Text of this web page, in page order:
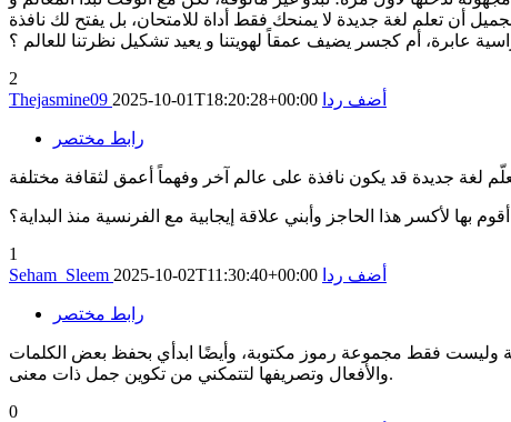
أن تعلم لغة جديدة لا يمنحك فقط أداة للامتحان، بل يفتح لك نافذة
عابرة، أم كجسر يضيف عمقاً لهويتنا و يعيد تشكيل نظرتنا للعالم ؟
2
Thejasmine09 2025-10-01T18:20:28+00:00 أضف ردا
رابط مختصر
لأكسر هذا الحاجز وأبني علاقة إيجابية مع الفرنسية منذ البداية؟
1
Seham_Sleem 2025-10-02T11:30:40+00:00 أضف ردا
رابط مختصر
وليست فقط مجموعة رموز مكتوبة، وأيضًا ابدأي بحفظ بعض الكلمات
والأفعال وتصريفها لتتمكني من تكوين جمل ذات معنى.
0